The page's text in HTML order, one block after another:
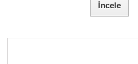
İncele